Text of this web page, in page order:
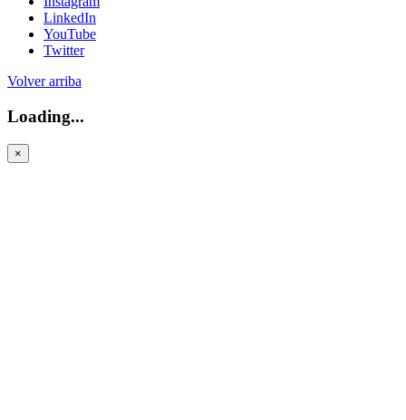
LinkedIn
YouTube
Twitter
Volver arriba
Loading...
×